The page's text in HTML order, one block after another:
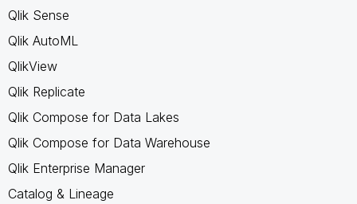
Qlik Sense
Qlik AutoML
QlikView
Qlik Replicate
Qlik Compose for Data Lakes
Qlik Compose for Data Warehouse
Qlik Enterprise Manager
Catalog & Lineage